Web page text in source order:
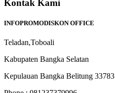
Kontak Kami
INFOPROMODISKON OFFICE
Teladan,Toboali
Kabupaten Bangka Selatan
Kepulauan Bangka Belitung 33783